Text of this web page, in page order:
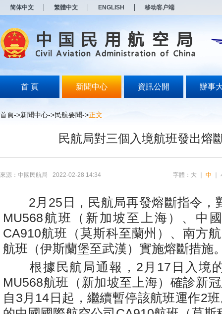
简体中文 繁體中文 ENGLISH 移动客户端
首 頁 新聞中心 資訊公開 辦事
首頁->新聞中心->民航要聞->正文
民航局對三個入境航班發出熔
來源：中國民航局 2022-02-28 14:34 字體： 大 中
2月25日，民航局再發熔斷指令，
MU568航班（新加坡至上海）、中
CA910航班（莫斯科至蘭州）、南方
航班（伊斯蘭堡至武漢）實施熔斷措施
根據民航局通報，2月17日入境
MU568航班（新加坡至上海）確診新
自3月14日起，繼續暫停該航班運作2
打
开
无
障
说
按
Alt
开